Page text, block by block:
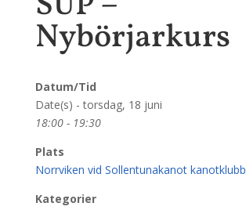
Nybörjarkurs
Datum/Tid
Date(s) - torsdag, 18 juni
18:00 - 19:30
Plats
Norrviken vid Sollentunakanot kanotklubb
Kategorier